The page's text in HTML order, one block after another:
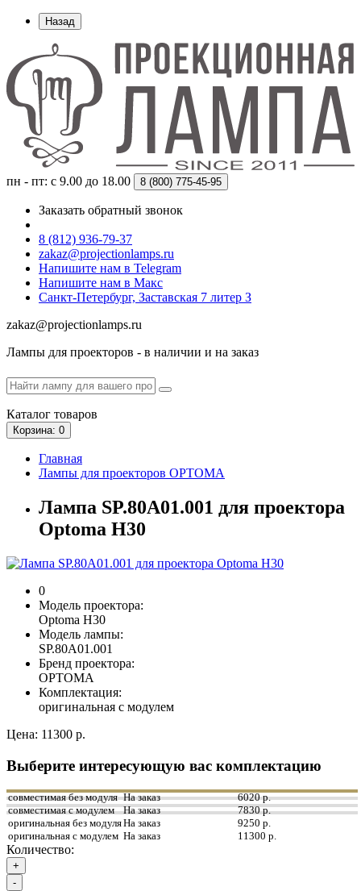
Назад
пн - пт: с 9.00 до 18.00 8 (800) 775-45-95
Заказать обратный звонок
8 (812) 936-79-37
zakaz@projectionlamps.ru
Напишите нам в Telegram
Напишите нам в Макс
Санкт-Петербург, Заставская 7 литер З
zakaz@projectionlamps.ru
Лампы для проекторов - в наличии и на заказ
Каталог товаров
Корзина: 0
Главная
Лампы для проекторов OPTOMA
Лампа SP.80A01.001 для проектора
Optoma H30
0
Модель проектора:
Optoma H30
Модель лампы:
SP.80A01.001
Бренд проектора:
OPTOMA
Комплектация:
оригинальная с модулем
Цена: 11300 р.
Выберите интересующую вас комплектацию
совместимая без модуля На заказ
6020 р.
совместимая с модулем
На заказ
7830 р.
оригинальная без модуляНа заказ
9250 р.
оригинальная с модулем На заказ 11300 р.
Количество:
+
-